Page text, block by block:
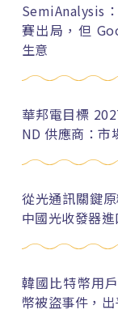
SemiAnalysis
賽出局，但
生意
華邦電目標
ND 供應商：市
從光通訊關鍵
中國光收發器
韓國比特幣用
幣被盜事件，